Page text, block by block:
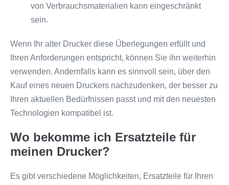
von Verbrauchsmaterialien kann eingeschränkt
sein.
Wenn Ihr alter Drucker diese Überlegungen erfüllt und
Ihren Anforderungen entspricht, können Sie ihn weiterhin
verwenden. Andernfalls kann es sinnvoll sein, über den
Kauf eines neuen Druckers nachzudenken, der besser zu
Ihren aktuellen Bedürfnissen passt und mit den neuesten
Technologien kompatibel ist.
Wo bekomme ich Ersatzteile für
meinen Drucker?
Es gibt verschiedene Möglichkeiten, Ersatzteile für Ihren